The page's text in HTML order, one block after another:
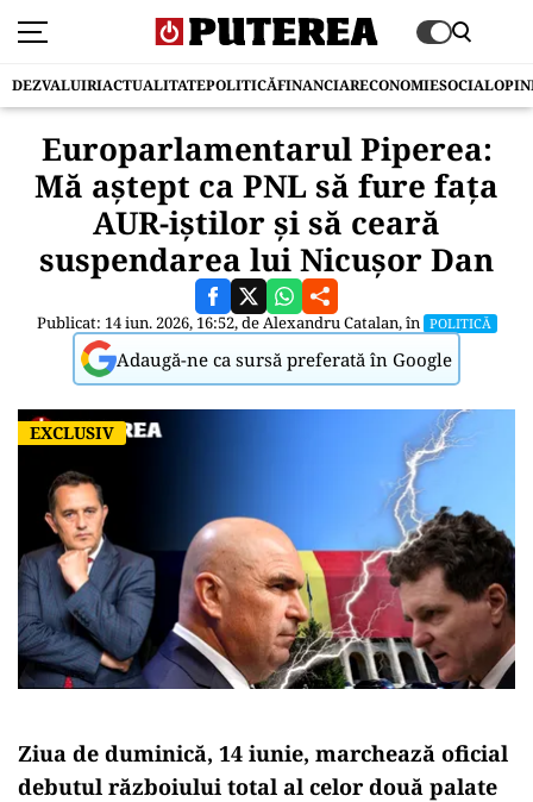
DEZVALUIRIACTUALITATEPOLITICĂFINANCIARECONOMIESOCIAL
Europarlamentarul Piperea:
Mă aștept ca PNL să fure fața
AUR-iștilor și să ceară
suspendarea lui Nicușor Dan
Publicat: 14 iun. 2026, 16:52, deAlexandru Catalan, în POLITICĂ
Adaugă-ne ca sursă preferată în Google
EXCLUSIV
Ziua de duminică, 14 iunie, marchează oficial
debutul războiului total al celor două palate